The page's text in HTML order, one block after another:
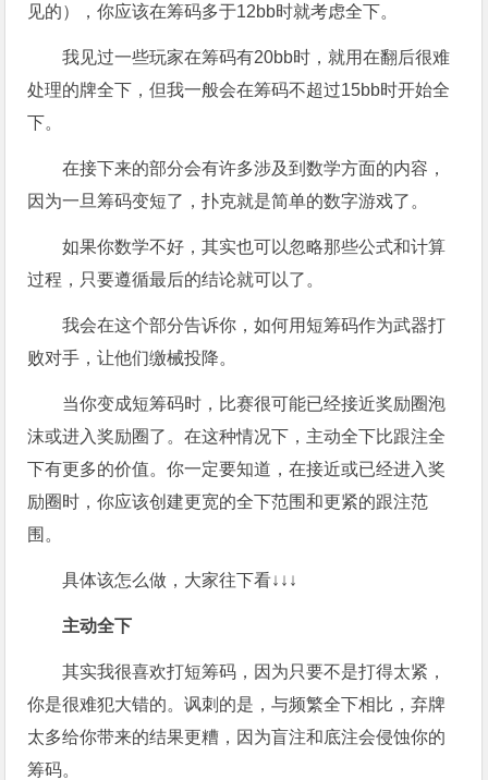
见的），你应该在筹码多于12bb时就考虑全下。
我见过一些玩家在筹码有20bb时，就用在翻后很难
处理的牌全下，但我一般会在筹码不超过15bb时开始全
下。
在接下来的部分会有许多涉及到数学方面的内容，
因为一旦筹码变短了，扑克就是简单的数字游戏了。
如果你数学不好，其实也可以忽略那些公式和计算
过程，只要遵循最后的结论就可以了。
我会在这个部分告诉你，如何用短筹码作为武器打
败对手，让他们缴械投降。
当你变成短筹码时，比赛很可能已经接近奖励圈泡
沫或进入奖励圈了。在这种情况下，主动全下比跟注全
下有更多的价值。你一定要知道，在接近或已经进入奖
励圈时，你应该创建更宽的全下范围和更紧的跟注范
围。
具体该怎么做，大家往下看↓↓↓
主动全下
其实我很喜欢打短筹码，因为只要不是打得太紧，
你是很难犯大错的。讽刺的是，与频繁全下相比，弃牌
太多给你带来的结果更糟，因为盲注和底注会侵蚀你的
筹码。